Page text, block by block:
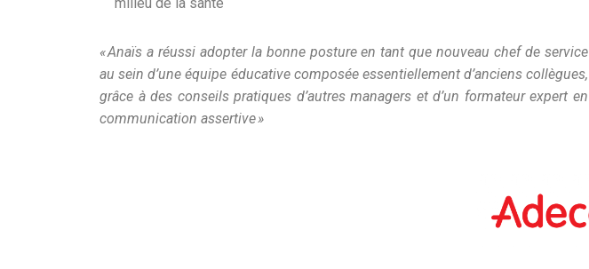
milieu de la santé
« Anaïs a réussi adopter la bonne posture en tant que nouveau chef de service
au sein d’une équipe éducative composée essentiellement d’anciens collègues,
grâce à des conseils pratiques d’autres managers et d’un formateur expert en
communication assertive »